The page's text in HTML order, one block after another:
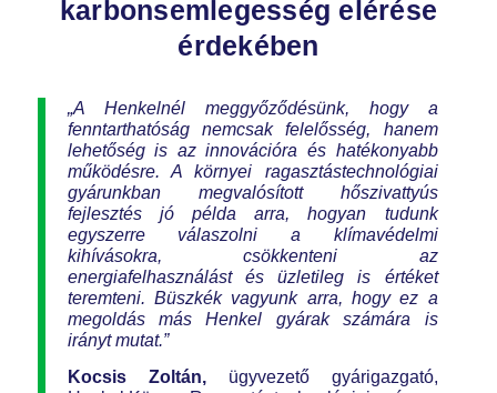
karbonsemlegesség elérése
érdekében
„A Henkelnél meggyőződésünk, hogy a
fenntarthatóság nemcsak felelősség, hanem
lehetőség is az innovációra és hatékonyabb
működésre. A környei ragasztástechnológiai
gyárunkban megvalósított hőszivattyús
fejlesztés jó példa arra, hogyan tudunk
egyszerre válaszolni a klímavédelmi
kihívásokra, csökkenteni az
energiafelhasználást és üzletileg is értéket
teremteni. Büszkék vagyunk arra, hogy ez a
megoldás más Henkel gyárak számára is
irányt mutat.”
Kocsis Zoltán, ügyvezető gyárigazgató,